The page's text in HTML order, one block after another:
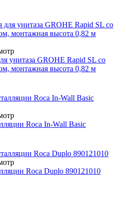
унитаза GROHE Rapid SL со
монтажная высота 0,82 м
Roca In-Wall Basic
Roca Duplo 890121010